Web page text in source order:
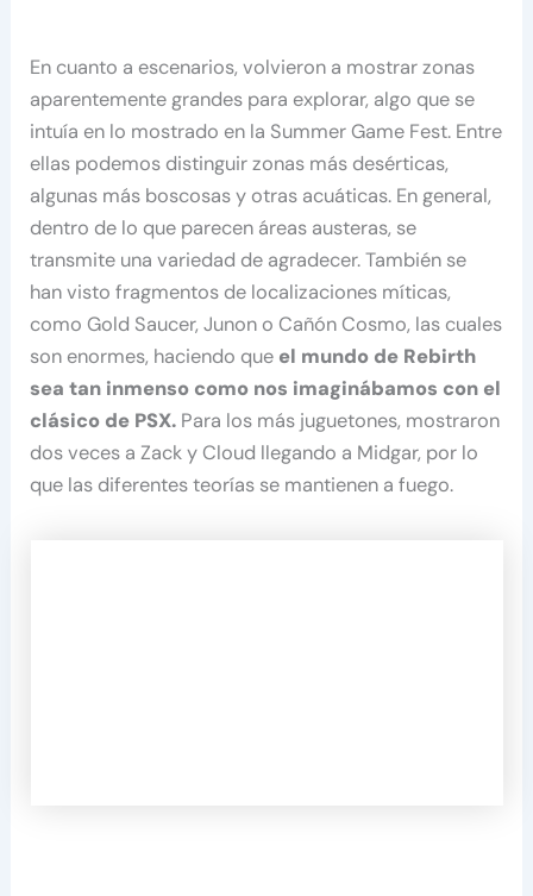
En cuanto a escenarios, volvieron a mostrar zonas
aparentemente grandes para explorar, algo que se
intuía en lo mostrado en la Summer Game Fest. Entre
ellas podemos distinguir zonas más desérticas,
algunas más boscosas y otras acuáticas. En general,
dentro de lo que parecen áreas austeras, se
transmite una variedad de agradecer. También se
han visto fragmentos de localizaciones míticas,
como Gold Saucer, Junon o Cañón Cosmo, las cuales
son enormes, haciendo que el mundo de Rebirth
sea tan inmenso como nos imaginábamos con el
clásico de PSX. Para los más juguetones, mostraron
dos veces a Zack y Cloud llegando a Midgar, por lo
que las diferentes teorías se mantienen a fuego.